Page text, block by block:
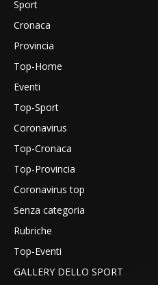
Sport
Cronaca
Provincia
Top-Home
Eventi
Top-Sport
Coronavirus
Top-Cronaca
Top-Provincia
Coronavirus top
Senza categoria
Rubriche
Top-Eventi
GALLERY DELLO SPORT